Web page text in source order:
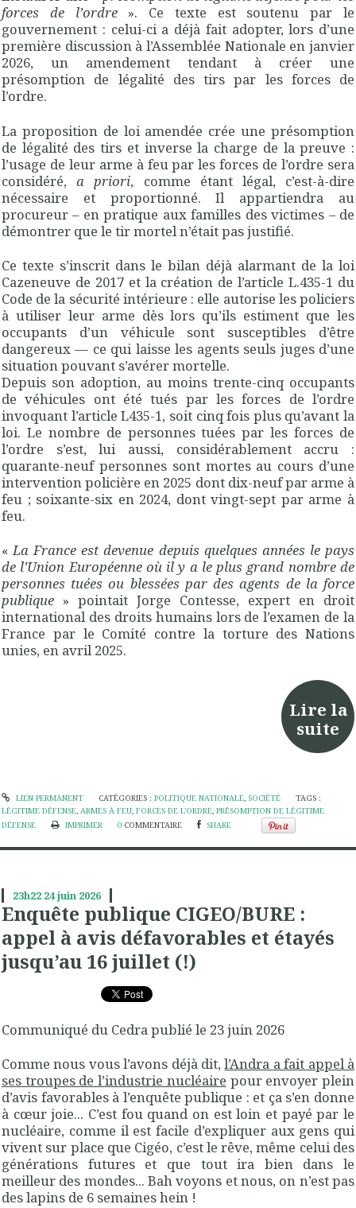
forces de l’ordre». Ce texte est soutenu par le
gouvernement : celui-ci a déjà fait adopter, lors d’une
première discussion à l’Assemblée Nationale en janvier
2026, un amendement tendant à créer une
présomption de légalité des tirs par les forces de
l’ordre.
La proposition de loi amendée crée une présomption
de légalité des tirs et inverse la charge de la preuve :
l’usage de leur arme à feu par les forces de l’ordre sera
considéré, a priori, comme étant légal, c’est-à-dire
nécessaire et proportionné. Il appartiendra au
procureur – en pratique aux familles des victimes – de
démontrer que le tir mortel n’était pas justifié.
Ce texte s’inscrit dans le bilan déjà alarmant de la loi
Cazeneuve de 2017 et la création de l’article L.435-1 du
Code de la sécurité intérieure : elle autorise les policiers
à utiliser leur arme dès lors qu’ils estiment que les
occupants d’un véhicule sont susceptibles d’être
dangereux — ce qui laisse les agents seuls juges d’une
situation pouvant s’avérer mortelle.
Depuis son adoption, au moins trente-cinq occupants
de véhicules ont été tués par les forces de l’ordre
invoquant l’article L435-1, soit cinq fois plus qu’avant la
loi. Le nombre de personnes tuées par les forces de
l’ordre s’est, lui aussi, considérablement accru :
quarante-neuf personnes sont mortes au cours d’une
intervention policière en 2025 dont dix-neuf par arme à
feu ; soixante-six en 2024, dont vingt-sept par arme à
feu.
«La France est devenue depuis quelques années le pays
de l’Union Européenne où il y a le plus grand nombre de
personnes tuées ou blessées par des agents de la force
publique » pointait Jorge Contesse, expert en droit
international des droits humains lors de l’examen de la
France par le Comité contre la torture des Nations
unies, en avril 2025.
Lire la
suite
LIEN PERMANENT CATÉGORIES : POLITIQUE NATIONALE, SOCIÉTÉ
TAGS :
LÉGITIME DÉFENSE ARMES À FEU FORCES DE L'ORDRE PRÉSOMPTION DE LÉGITIME
DÉFENSE
IMPRIMER 0 COMMENTAIRE SHARE
23h22 24juin 2026
Enquête publique CIGEO/BURE :
appel à avis défavorables et étayés
jusqu’au 16 juillet (!)
Communiqué du Cedra publié le 23 juin 2026
Comme nous vous l’avons déjà dit,l’Andra a fait appel à
ses troupes de l’industrie nucléaire pour envoyer plein
d’avis favorables à l’enquête publique : et ça s’en donne
à cœur joie... C’est fou quand on est loin et payé par le
nucléaire, comme il est facile d’expliquer aux gens qui
vivent sur place que Cigéo, c’est le rêve, même celui des
générations futures et que tout ira bien dans le
meilleur des mondes... Bah voyons et nous, on n’est pas
des lapins de 6 semaines hein !